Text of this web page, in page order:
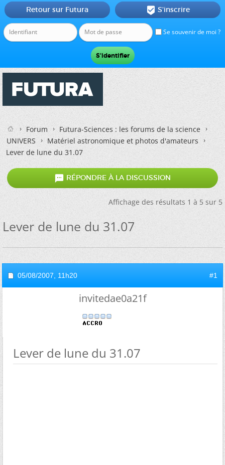
Se souvenir de moi ?
Retour sur Futura  S'inscrire
Forum
Futura-Sciences : les forums de la science
UNIVERS
Matériel astronomique et photos d'amateurs
Lever de lune du 31.07
 RÉPONDRE À LA DISCUSSION
Affichage des résultats 1 à 5 sur 5
Lever de lune du 31.07
05/08/2007, 11h20 #1
invitedae0a21f
Lever de lune du 31.07